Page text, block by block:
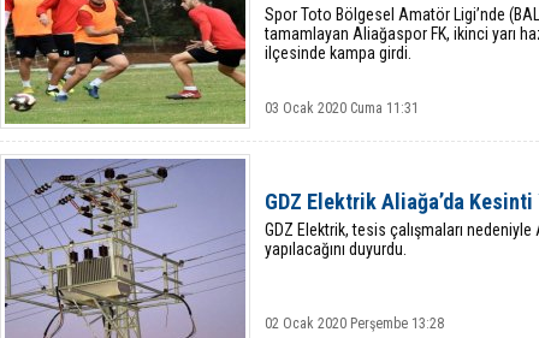
Spor Toto Bölgesel Amatör Ligi’nde
tamamlayan Aliağaspor FK, ikinci yarı
ilçesinde kampa girdi.
03 Ocak 2020 Cuma 11:31
GDZ Elektrik Aliağa’da Kesinti
GDZ Elektrik, tesis çalışmaları
yapılacağını duyurdu.
02 Ocak 2020 Perşembe 13:28